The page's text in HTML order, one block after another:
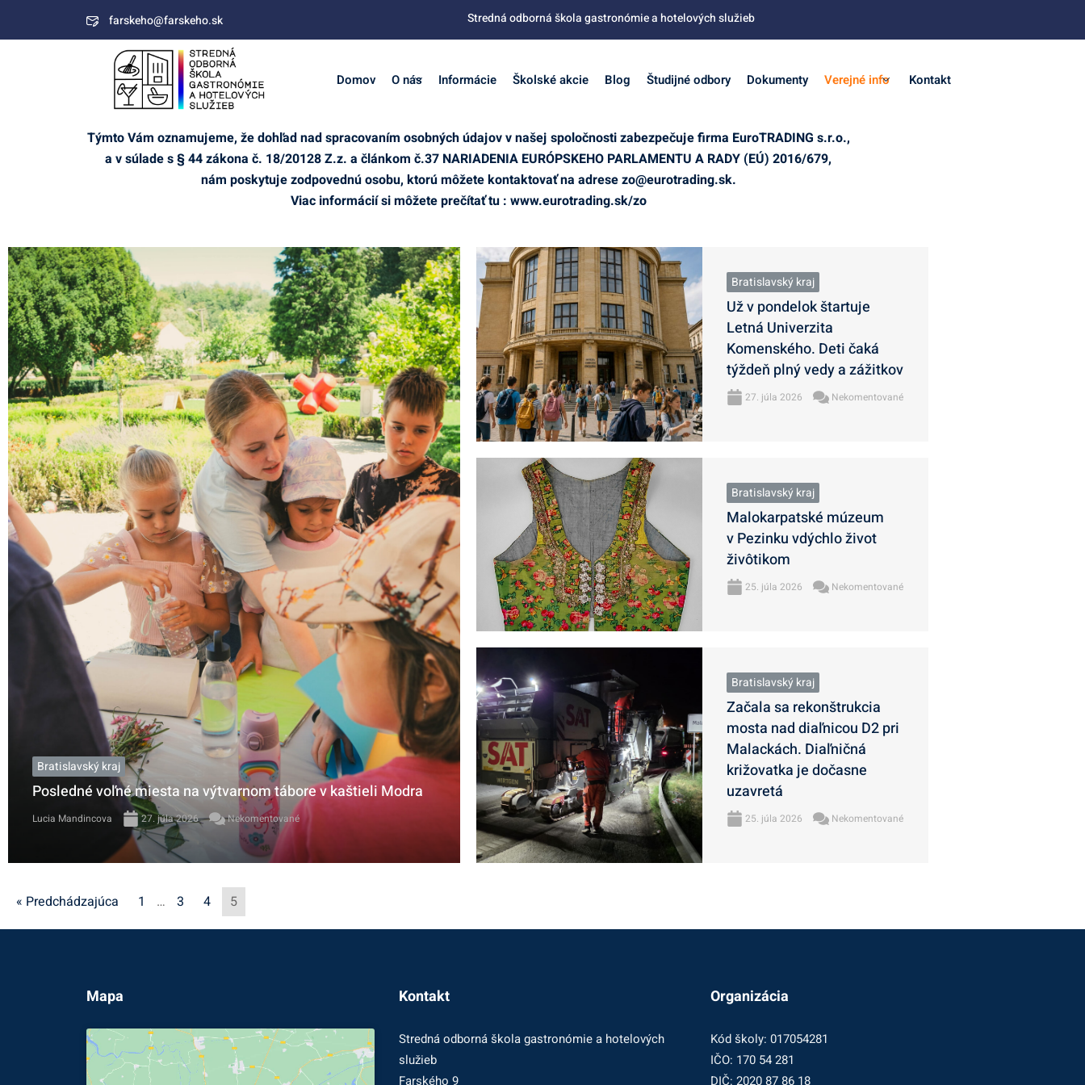
farskeho@farskeho.sk Stredná odborná škola gastronómie a hotelových služieb
Domov O nás Informácie Školské akcie Blog Študijné odbory Dokumenty Verejné info Kontakt
Týmto Vám oznamujeme, že dohľad nad spracovaním osobných údajov v našej spoločnosti zabezpečuje firma EuroTRADING s.r.o.,
a v súlade s § 44 zákona č. 18/20128 Z.z. a článkom č.37 NARIADENIA EURÓPSKEHO PARLAMENTU A RADY (EÚ) 2016/679,
nám poskytuje zodpovednú osobu, ktorú môžete kontaktovať na adresezo@eurotrading.sk.
Viac informácií si môžete prečítať tu : www.eurotrading.sk/zo
Bratislavský kraj
Posledné voľné miesta na výtvarnom tábore v kaštieli Modra
Lucia Mandincova 27. júla 2026 Nekomentované
Bratislavský kraj
Už v pondelok štartuje
Letná Univerzita
Komenského. Deti čaká
týždeň plný vedy a zážitkov
27. júla 2026 Nekomentované
Bratislavský kraj
Malokarpatské múzeum
v Pezinku vdýchlo život
živôtikom
25. júla 2026 Nekomentované
Bratislavský kraj
Začala sa rekonštrukcia
mosta nad diaľnicou D2 pri
Malackách. Diaľničná
križovatka je dočasne
uzavretá
25. júla 2026 Nekomentované
« Predchádzajúca 1 … 3 4 5
Mapa Kontakt
Stredná odborná škola gastronómie a hotelových
služieb
Farského 9
Organizácia
Kód školy: 017054281
IČO: 170 54 281
DIČ: 2020 87 86 18